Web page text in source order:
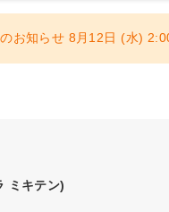
お知らせ 8月12日 (水)
ミキテン)